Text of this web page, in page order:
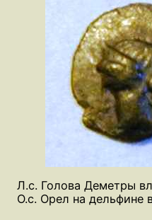
Л.с. Голова Деметры
О.с. Орел на дельфине